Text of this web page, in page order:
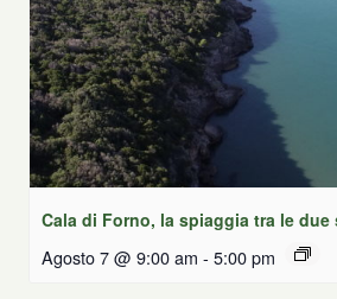
Cala di Forno, la spiaggia tra le due
Agosto 7 @ 9:00 am - 5:00 pm